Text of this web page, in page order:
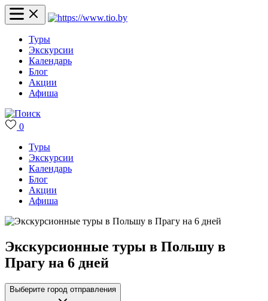
Туры
Экскурсии
Календарь
Блог
Акции
Афиша
0
Туры
Экскурсии
Календарь
Блог
Акции
Афиша
Экскурсионные туры в Польшу в
Прагу на 6 дней
Выберите город отправления